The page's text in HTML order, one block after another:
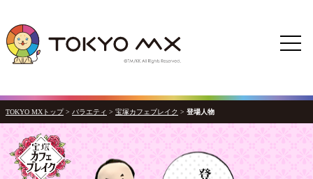
TOKYO MXトップ > バラエティ > 宝塚カフェブレイク > 登場人物